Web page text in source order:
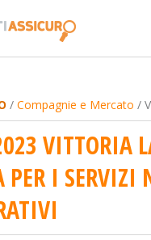
/Compagnie e Mercato /
VITTORIA
PER I SERVIZI